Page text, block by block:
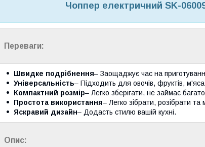
Чоппер електричний SK-
Переваги:
Швидке подрібнення– Заощаджує час на
Універсальність– Підходить для овочів, фруктів, м'яса
Компактний розмір– Легко зберігати, не займає
Простота використання– Легко зібрати, розібрати та
Яскравий дизайн– Додасть стилю вашій кухні.
Опис: